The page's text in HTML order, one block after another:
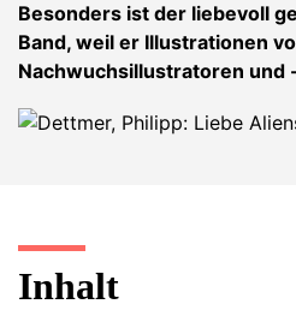
Besonders ist der liebevoll
Band, weil er Illustrationen
Nachwuchsillustratoren
Inhalt